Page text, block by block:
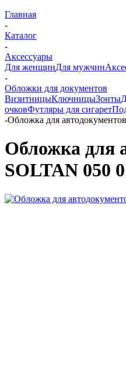
Главная
-
Каталог
-
Аксессуары
Для женщинДля мужчин
-
Обложки для документов
ВизитницыКлючницыЗонты
очковФутляры для сигарет
-Обложка для
Обложка для
SOLTAN 050